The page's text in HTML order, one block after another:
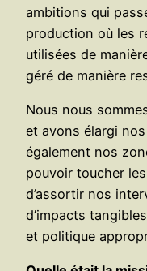
ambitions qui
production où les
utilisées de
géré de manière
Nous nous
et avons élargi
également nos
pouvoir toucher
d’assortir nos
d’impacts
et politique